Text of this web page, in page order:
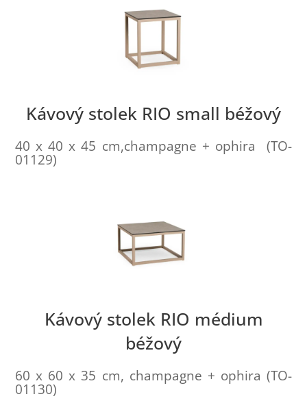
Kávový stolek RIO small béžový
40 x 40 x 45 cm,champagne + ophira (TO-
01129)
Kávový stolek RIO médium
béžový
60 x 60 x 35 cm, champagne + ophira (TO-
01130)